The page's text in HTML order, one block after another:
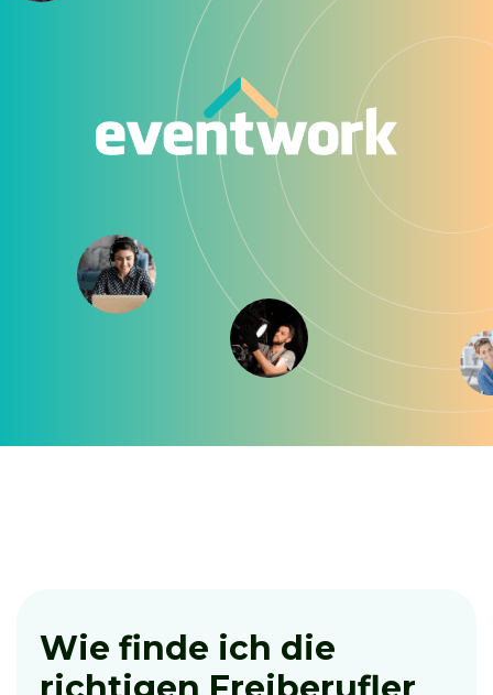
Wie finde ich die